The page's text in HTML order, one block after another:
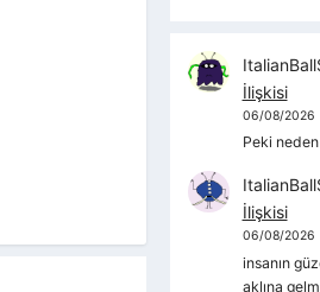
İlişkisi
06/08/2026
Peki
İlişkisi
06/08/2026
insanın
aklına